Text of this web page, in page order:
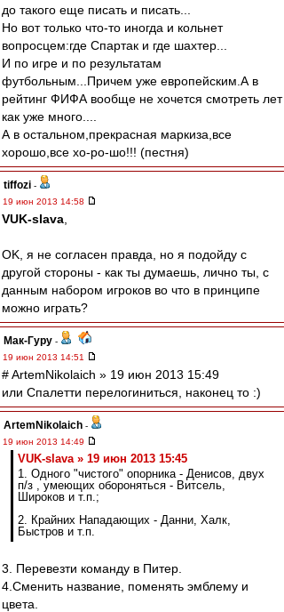
до такого еще писать и писать...
Но вот только что-то иногда и кольнет
вопросцем:где Спартак и где шахтер...
И по игре и по результатам
футбольным...Причем уже европейским.А в
рейтинг ФИФА вообще не хочется смотреть лет
как уже много....
А в остальном,прекрасная маркиза,все
хорошо,все хо-ро-шо!!! (пестня)
tiffozi -
19 июн 2013 14:58
VUK-slava
OK, я не согласен правда, но я подойду с
другой стороны - как ты думаешь, лично ты, с
данным набором игроков во что в принципе
можно играть?
Мак-Гуру -
19 июн 2013 14:51
# ArtemNikolaich » 19 июн 2013 15:49
или Спалетти перелогиниться, наконец то :)
ArtemNikolaich -
19 июн 2013 14:49
VUK-slava » 19 июн 2013 15:45
1. Одного "чистого" опорника - Денисов, двух
п/з , умеющих обороняться - Витсель,
Широков и т.п.;
2. Крайних Нападающих - Данни, Халк,
Быстров и т.п.
3. Перевезти команду в Питер.
4.Сменить название, поменять эмблему и
цвета.